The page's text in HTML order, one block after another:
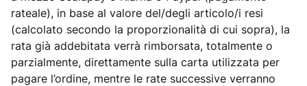
rateale), in base al valore del/degli articolo/i resi
(calcolato secondo la proporzionalità di cui sopra), la
rata già addebitata verrà rimborsata, totalmente o
parzialmente, direttamente sulla carta utilizzata per
pagare l’ordine, mentre le rate successive verranno